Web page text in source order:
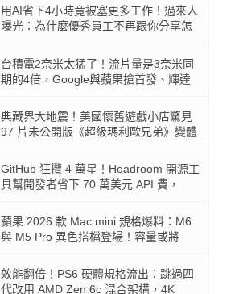
用AI省下4小時竟被塞更多工作！過來人
曝光：為什麼優秀員工不再跟你分享怎
台積電2奈米太猛了！流片量是3奈米同
期的4倍，Google與蘋果搶首發、輝達
典藏界大地震！美國懷舊遊戲小店驚見
97 片未公開版《超級瑪利歐兄弟》變體
GitHub 狂攬 4 萬星！Headroom 開源工
具幫開發者省下 70 萬美元 API 費，
蘋果 2026 款 Mac mini 規格爆料：M6
與 M5 Pro 異色搭檔登場！容量或將
效能翻倍！PS6 硬體規格流出：跳過四
代改用 AMD Zen 6c 混合架構，4K